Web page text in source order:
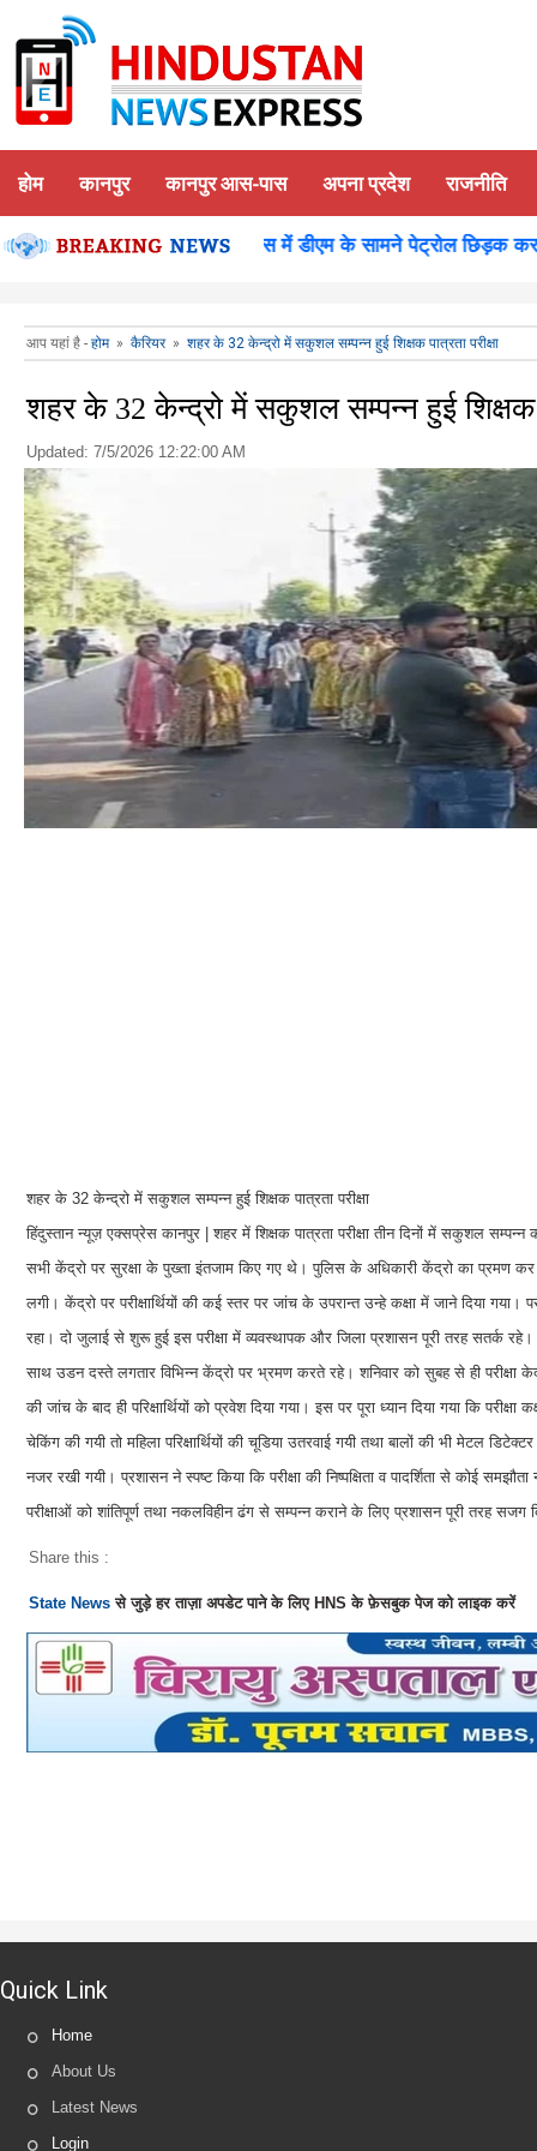
होम कानपुर कानपुर आस-पास अपना प्रदेश राजनीति
पूजन कानपुर-समाधान दिवस में डीएम के सामने पेट्रोल छिड़क कर
आप यहां है - होम» कैरियर» शहर के 32 केन्द्रो में सकुशल सम्पन्न हुई शिक्षक पात्रता परीक्षा
शहर के 32 केन्द्रो में सकुशल सम्पन्न हुई शिक्षक
Updated: 7/5/2026 12:22:00 AM
शहर के 32 केन्द्रो में सकुशल सम्पन्न हुई शिक्षक पात्रता परीक्षा
हिंदुस्तान न्यूज़ एक्सप्रेस कानपुर | शहर में शिक्षक पात्रता परीक्षा तीन दिनों में सकुशल
सभी केंद्रो पर सुरक्षा के पुख्ता इंतजाम किए गए थे। पुलिस के अधिकारी केंद्रो का प्रमण कर
लगी। केंद्रो पर परीक्षार्थियों की कई स्तर पर जांच के उपरान्त उन्हे कक्षा में जाने दिया गया।
रहा। दो जुलाई से शुरू हुई इस परीक्षा में व्यवस्थापक और जिला प्रशासन पूरी तरह सतर्क
साथ उडन दस्ते लगतार विभिन्न केंद्रो पर भ्रमण करते रहे। शनिवार को सुबह से ही परीक्षा
की जांच के बाद ही परिक्षार्थियों को प्रवेश दिया गया। इस पर पूरा ध्यान दिया गया कि
चेकिंग की गयी तो महिला परिक्षार्थियों की चूडिया उतरवाई गयी तथा बालों की भी मेटल
नजर रखी गयी। प्रशासन ने स्पष्ट किया कि परीक्षा की निष्पक्षिता व पादर्शिता से कोई
परीक्षाओं को शांतिपूर्ण तथा नकलविहीन ढंग से सम्पन्न कराने के लिए प्रशासन पूरी तरह सजग
Share this :
State News से जुड़े हर ताज़ा अपडेट पाने के लिए HNS के फ़ेसबुक पेज को लाइक करें
Quick Link
Home
About Us
Latest News
Login